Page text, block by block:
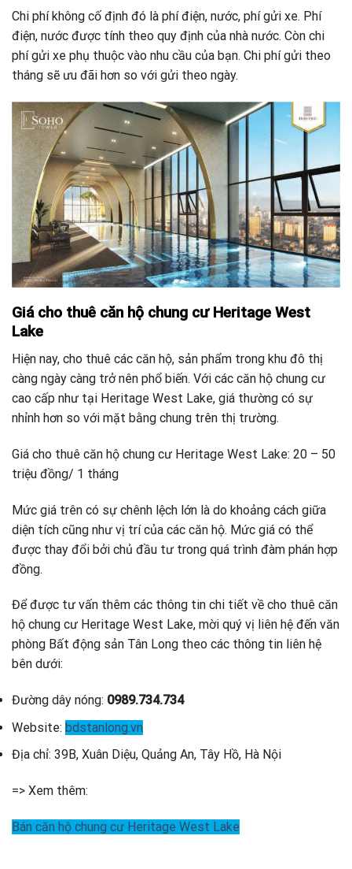
Chi phí không cố định đó là phí điện, nước, phí gửi xe. Phí
điện, nước được tính theo quy định của nhà nước. Còn chi
phí gửi xe phụ thuộc vào nhu cầu của bạn. Chi phí gửi theo
tháng sẽ ưu đãi hơn so với gửi theo ngày.
Giá cho thuê căn hộ chung cư Heritage West
Lake
Hiện nay, cho thuê các căn hộ, sản phẩm trong khu đô thị
càng ngày càng trở nên phổ biến. Với các căn hộ chung cư
cao cấp như tại Heritage West Lake, giá thường có sự
nhỉnh hơn so với mặt bằng chung trên thị trường.
Giá cho thuê căn hộ chung cư Heritage West Lake: 20 – 50
triệu đồng/ 1 tháng
Mức giá trên có sự chênh lệch lớn là do khoảng cách giữa
diện tích cũng như vị trí của các căn hộ. Mức giá có thể
được thay đổi bởi chủ đầu tư trong quá trình đàm phán hợp
đồng.
Để được tư vấn thêm các thông tin chi tiết về cho thuê căn
hộ chung cư Heritage West Lake, mời quý vị liên hệ đến văn
phòng Bất động sản Tân Long theo các thông tin liên hệ
bên dưới:
Đường dây nóng: 0989.734.734
Website: bdstanlong.vn
Địa chỉ: 39B, Xuân Diệu, Quảng An, Tây Hồ, Hà Nội
=> Xem thêm:
Bán căn hộ chung cư Heritage West Lake